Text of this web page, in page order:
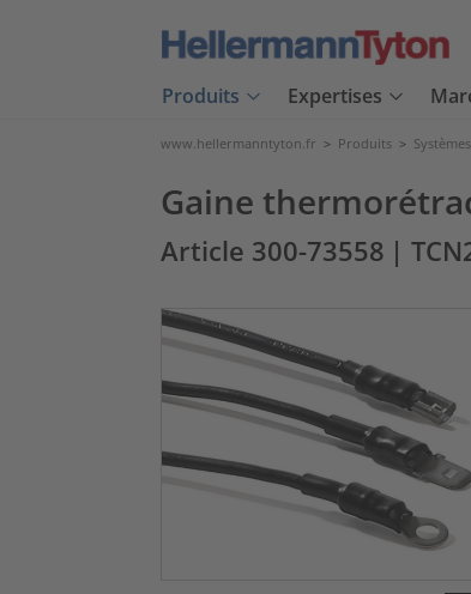
Produits Expertises
www.hellermanntyton.fr > Produits >
Gaine
Article 300-73558 |